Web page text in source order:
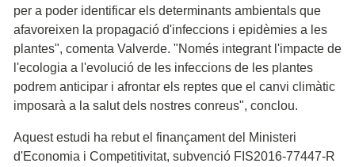
per a poder identificar els determinants ambientals que
afavoreixen la propagació d'infeccions i epidèmies a les
plantes", comenta Valverde. "Només integrant l'impacte de
l'ecologia a l'evolució de les infeccions de les plantes
podrem anticipar i afrontar els reptes que el canvi climàtic
imposarà a la salut dels nostres conreus", conclou.
Aquest estudi ha rebut el finançament del Ministeri
d'Economia i Competitivitat, subvenció FIS2016-77447-R